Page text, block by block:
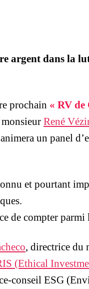
argent dans la
prochain « RV
René
un panel
et pourtant
de compter parmi
, directrice du
(Ethical
conseil ESG